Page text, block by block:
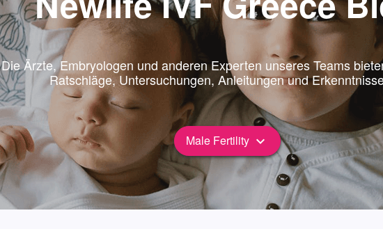
Die Ärzte, Embryologen und anderen Experten unseres Teams
Ratschläge, Untersuchungen, Anleitungen und
Male Fertility keyboard_arrow_down